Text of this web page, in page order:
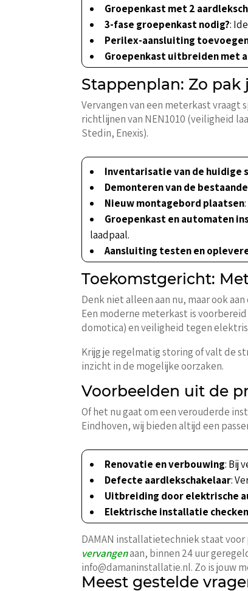
Groepenkast met 2
3-fase groepenkast nodig?:
Perilex-aansluiting
Groepenkast uitbreiden met
Stappenplan: Zo
Vervangen van een meterkast
richtlijnen van NEN1010 (veiligheid
Stedin, Enexis).
Inventarisatie van de huidige
Demonteren van de
Nieuw montagebord plaatsen
Groepenkast en automaten
laadpaal.
Aansluiting testen en
Toekomstgericht:
Denk niet alleen aan nu, maar ook
Een moderne meterkast is
domotica) en veiligheid tegen
Krijg je regelmatig storing of valt de
inzicht in de mogelijke oorzaken.
Voorbeelden uit de
Of het nu gaat om een verouderde
Eindhoven, wij bieden altijd een
Renovatie en verbouwing: Bij
Defecte aardlekschakelaar:
Uitbreiding door elektrische
Elektrische installatie
DAMAN installatietechniek staat
vervangenaan, binnen 24 uur
info@damaninstallatie.nl. Zo is jouw
Meest gestelde